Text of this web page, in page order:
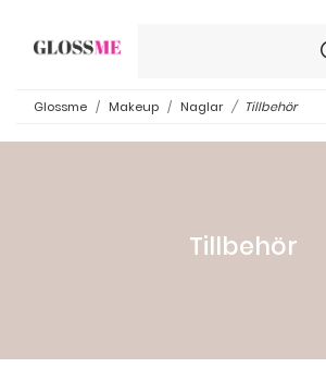
Glossme Makeup Naglar Tillbehör
Tillbehör